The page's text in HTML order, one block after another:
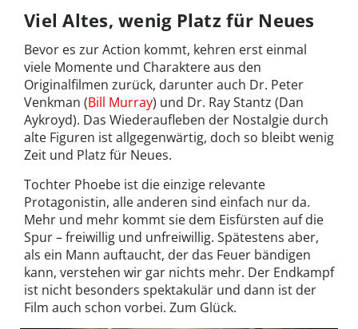
Viel Altes, wenig Platz für Neues
Bevor es zur Action kommt, kehren erst einmal
viele Momente und Charaktere aus den
Originalfilmen zurück, darunter auch Dr. Peter
Venkman (Bill Murray) und Dr. Ray Stantz (Dan
Aykroyd). Das Wiederaufleben der Nostalgie durch
alte Figuren ist allgegenwärtig, doch so bleibt wenig
Zeit und Platz für Neues.
Tochter Phoebe ist die einzige relevante
Protagonistin, alle anderen sind einfach nur da.
Mehr und mehr kommt sie dem Eisfürsten auf die
Spur – freiwillig und unfreiwillig. Spätestens aber,
als ein Mann auftaucht, der das Feuer bändigen
kann, verstehen wir gar nichts mehr. Der Endkampf
ist nicht besonders spektakulär und dann ist der
Film auch schon vorbei. Zum Glück.